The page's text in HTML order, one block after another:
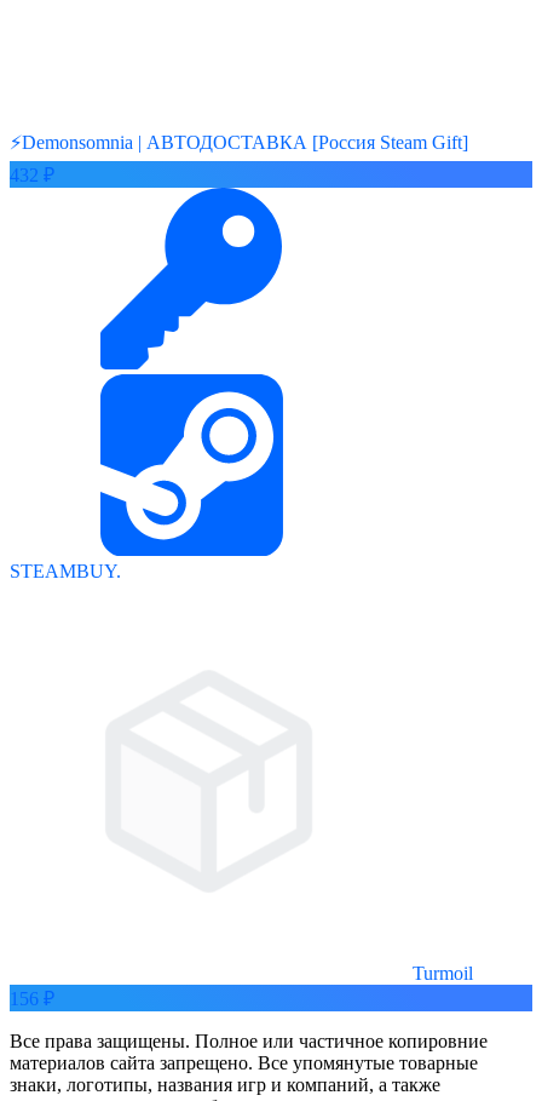
⚡️Demonsomnia | АВТОДОСТАВКА [Россия Steam Gift]
432 ₽
STEAMBUY.
Turmoil
156 ₽
Все права защищены. Полное или частичное копировние
материалов сайта запрещено. Все упомянутые товарные
знаки, логотипы, названия игр и компаний, а также